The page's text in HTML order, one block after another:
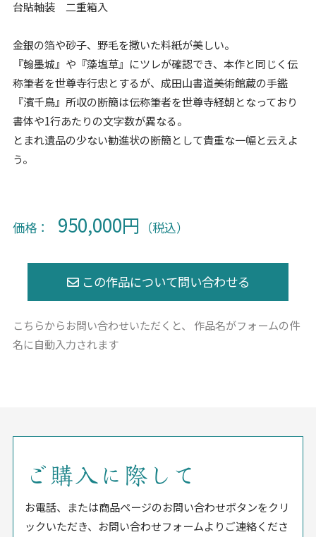
台貼軸装 二重箱入
金銀の箔や砂子、野毛を撒いた料紙が美しい。
『翰墨城』や『藻塩草』にツレが確認でき、本作と同じく伝
称筆者を世尊寺行忠とするが、成田山書道美術館蔵の手鑑
『濱千鳥』所収の断簡は伝称筆者を世尊寺経朝となっており
書体や1行あたりの文字数が異なる。
とまれ遺品の少ない勧進状の断簡として貴重な一幅と云えよ
う。
価格： 950,000円 （税込）
こちらからお問い合わせいただくと、
作品名がフォームの件
名に自動入力されます
ご購入に際して
お電話、または商品ページのお問い合わせボタンをクリ
ックいただき、お問い合わせフォームよりご連絡くださ